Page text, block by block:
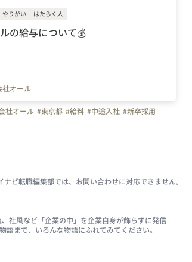
やりがい はたらく人
の給与について💰
社オール
社オール #東京都 #給料 #中途入社 #新卒採用
ビ転職編集部では、お問い合わせに対応できません。
社風など「企業の中」を企業自身が飾らずに発信
まで、いろんな物語にふれてみてください。